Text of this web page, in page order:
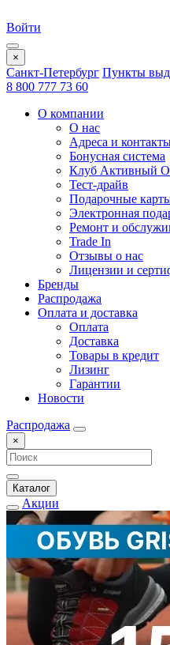
Войти
×
Санкт-Петербург Пункты
8 800 777 73 60
О компании
О нас
Адреса и
Бонусная система
Клуб Активный
Тест-драйв
Подарочные
Электронная
Ремонт и
Trade In
Отзывы о нас
Лицензии и
Бренды
Распродажа
Оплата и доставка
Оплата
Доставка
Товары в кредит
Лизинг
Гарантии
Новости
Распродажа
×
Каталог
Акции